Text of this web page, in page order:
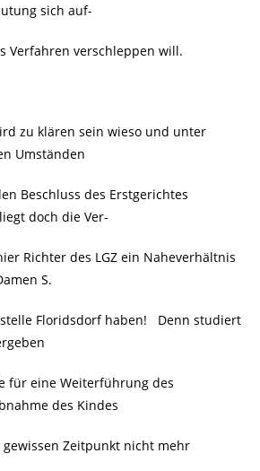
sich auf-
Verfahren verschleppen will.
zu klären sein wieso und unter
Umständen
Beschluss des Erstgerichtes
doch die Ver-
Richter des LGZ ein Naheverhältnis
S.
Floridsdorf haben! Denn studiert
für eine Weiterführung des
des Kindes
Zeitpunkt nicht mehr